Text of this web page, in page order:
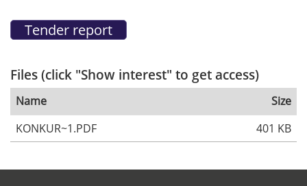
Files (click "Show interest" to get access)
Name
Size
KONKUR~1.PDF
401 KB